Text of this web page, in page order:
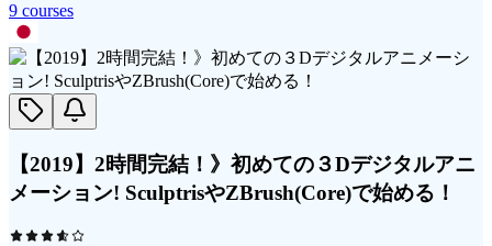
9 courses
【2019】2時間完結！》初めての３Dデジタルアニ
メーション! SculptrisやZBrush(Core)で始める！